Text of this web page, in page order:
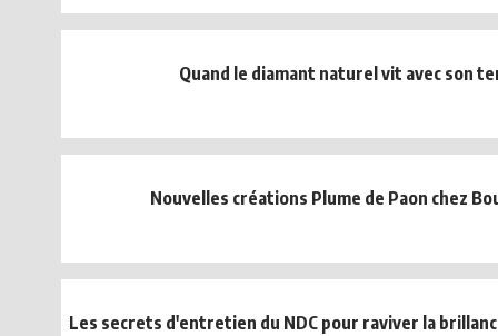
Quand le diamant naturel vit avec son
Nouvelles créations Plume de Paon chez
Les secrets d'entretien du NDC pour raviver la